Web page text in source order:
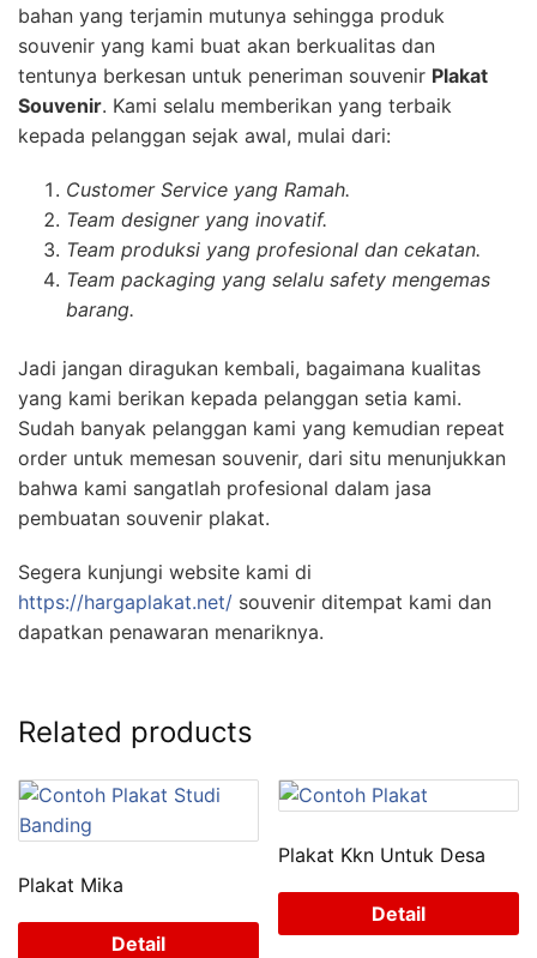
bahan yang terjamin mutunya sehingga produk
souvenir yang kami buat akan berkualitas dan
tentunya berkesan untuk peneriman souvenir Plakat
Souvenir. Kami selalu memberikan yang terbaik
kepada pelanggan sejak awal, mulai dari:
Customer Service yang Ramah.
Team designer yang inovatif.
Team produksi yang profesional dan cekatan.
Team packaging yang selalu safety mengemas
barang.
Jadi jangan diragukan kembali, bagaimana kualitas
yang kami berikan kepada pelanggan setia kami.
Sudah banyak pelanggan kami yang kemudian repeat
order untuk memesan souvenir, dari situ menunjukkan
bahwa kami sangatlah profesional dalam jasa
pembuatan souvenir plakat.
Segera kunjungi website kami di
https://hargaplakat.net/ souvenir ditempat kami dan
dapatkan penawaran menariknya.
Related products
Plakat Mika
Detail
Plakat Kkn Untuk Desa
Detail